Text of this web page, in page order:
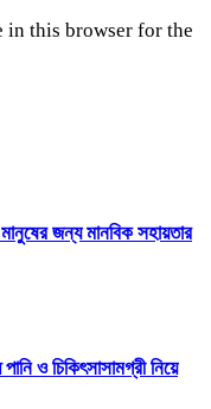
in this browser for the
মানুষের জন্য মানবিক সহায়তার
ও চিকিৎসাসামগ্রী নিয়ে